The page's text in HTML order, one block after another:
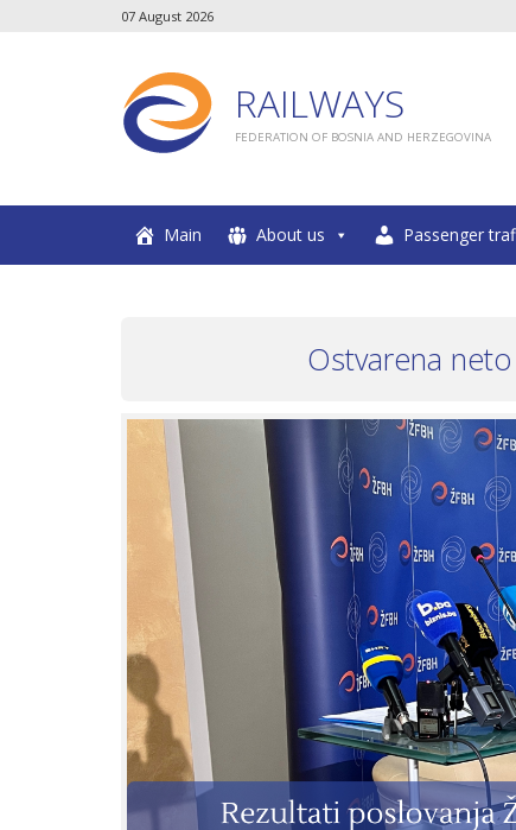
07 August 2026
RAILWAYS
FEDERATION OF BOSNIA AND HERZEGOVINA
Main About us Passenger
Ostvarena